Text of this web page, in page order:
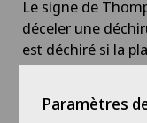
Cancer pelvien
Cardiologie
Cardiologie
Le signe de
déceler une
est déchiré si la
bas lorsque les
pressés par le
Paramètres